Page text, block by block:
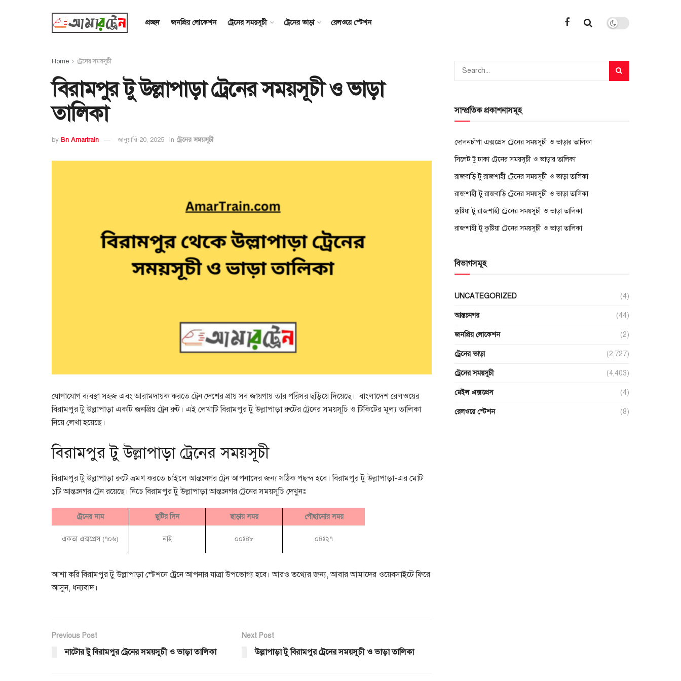
প্রচ্ছদ জনপ্রিয় লোকেশন ট্রেনের সময়সূচী ট্রেনের ভাড়া রেলওয়ে স্টেশন
Home ট্রেনের সময়সূচী
বিরামপুর টু উল্লাপাড়া ট্রেনের সময়সূচী ও ভাড়া
তালিকা
by Bn Amartrain জানুয়ারি 20, 2025 in ট্রেনের সময়সূচী
যোগাযোগ ব্যবস্থা সহজ এবং আরামদায়ক করতে ট্রেন দেশের প্রায় সব জায়গায় তার পরিসর ছড়িয়ে দিয়েছে। বাংলাদেশ রেলওয়ের
বিরামপুর টু উল্লাপাড়া একটি জনপ্রিয় ট্রেন রুট। এই লেখাটি বিরামপুর টু উল্লাপাড়া রুটের ট্রেনের সময়সূচি ও টিকিটের মূল্য তালিকা
নিয়ে লেখা হয়েছে।
বিরামপুর টু উল্লাপাড়া ট্রেনের সময়সূচী
বিরামপুর টু উল্লাপাড়া রুটে ভ্রমণ করতে চাইলে আন্তঃনগর ট্রেন আপনাদের জন্য সঠিক পছন্দ হবে। বিরামপুর টু উল্লাপাড়া-এর মোট
১টি আন্তঃনগর ট্রেন রয়েছে। নিচে বিরামপুর টু উল্লাপাড়া আন্তঃনগর ট্রেনের সময়সূচি দেখুনঃ
ট্রেনের নাম ছুটির দিন ছাড়ায় সময় পৌছানোর সময়
একতা এক্সপ্রেস (৭০৬) নাই ০০ঃ৪৮ ০৪ঃ২৭
আশা করি বিরামপুর টু উল্লাপাড়া স্টেশনে ট্রেনে আপনার যাত্রা উপভোগ্য হবে। আরও তথ্যের জন্য, আবার আমাদের ওয়েবসাইটে ফিরে
আসুন, ধন্যবাদ।
Previous Post
নাটোর টু বিরামপুর ট্রেনের সময়সূচী ও ভাড়া তালিকা
Next Post
উল্লাপাড়া টু বিরামপুর ট্রেনের সময়সূচী ও ভাড়া তালিকা
সাম্প্রতিক প্রকাশনাসমূহ
দোলনচাঁপা এক্সপ্রেস ট্রেনের সময়সূচী ও ভাড়ার তালিকা
সিলেট টু ঢাকা ট্রেনের সময়সূচী ও ভাড়ার তালিকা
রাজবাড়ি টু রাজশাহী ট্রেনের সময়সূচী ও ভাড়া তালিকা
রাজশাহী টু রাজবাড়ি ট্রেনের সময়সূচী ও ভাড়া তালিকা
কুষ্টিয়া টু রাজশাহী ট্রেনের সময়সূচী ও ভাড়া তালিকা
রাজশাহী টু কুষ্টিয়া ট্রেনের সময়সূচী ও ভাড়া তালিকা
বিভাগসমূহ
UNCATEGORIZED (4)
আন্তঃনগর (44)
জনপ্রিয় লোকেশন (2)
ট্রেনের ভাড়া (2,727)
ট্রেনের সময়সূচী (4,403)
মেইল এক্সপ্রেস (4)
রেলওয়ে স্টেশন (8)